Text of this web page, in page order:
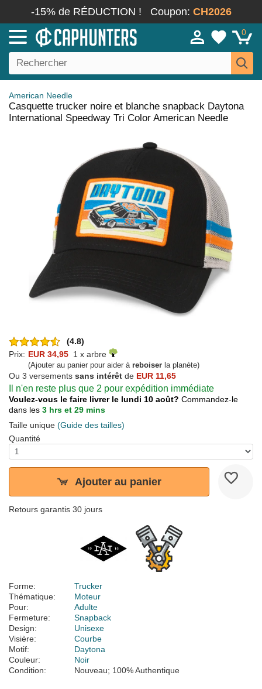
-15% de RÉDUCTION ! Coupon: CH2026
0
American Needle
Casquette trucker noire et blanche snapback Daytona
International Speedway Tri Color American Needle
(4.8)
Prix: EUR 34,95 1 x arbre
(Ajouter au panier pour aider à reboiser la planète)
Ou 3 versements sans intérêt de EUR 11,65
Il n'en reste plus que 2 pour expédition immédiate
Voulez-vous le faire livrer le lundi 10 août? Commandez-le
dans les 3 hrs et 29 mins
Taille unique (Guide des tailles)
Quantité
Ajouter au panier
Retours garantis 30 jours
Forme:
Trucker
Thématique:
Moteur
Pour:
Adulte
Fermeture:
Snapback
Design:
Unisexe
Visière:
Courbe
Motif:
Daytona
Couleur:
Noir
Condition:
Nouveau; 100% Authentique